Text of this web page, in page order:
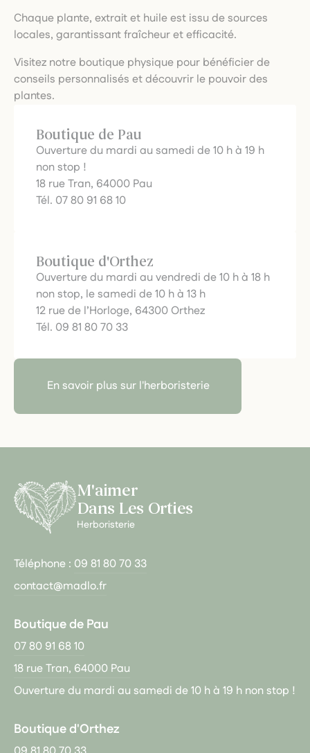
Chaque plante, extrait et huile est issu de sources
locales, garantissant fraîcheur et efficacité.
Visitez notre boutique physique pour bénéficier de
conseils personnalisés et découvrir le pouvoir des
plantes.
Boutique de Pau
Ouverture du mardi au samedi de 10 h à 19 h
non stop !
18 rue Tran, 64000 Pau
Tél. 07 80 91 68 10
Boutique d'Orthez
Ouverture du mardi au vendredi de 10 h à 18 h
non stop, le samedi de 10 h à 13 h
12 rue de l’Horloge, 64300 Orthez
Tél. 09 81 80 70 33
En savoir plus sur l'herboristerie
M'aimer
Dans Les Orties
Herboristerie
Téléphone : 09 81 80 70 33
contact@madlo.fr
Boutique de Pau
07 80 91 68 10
18 rue Tran, 64000 Pau
Ouverture du mardi au samedi de 10 h à 19 h non stop !
Boutique d'Orthez